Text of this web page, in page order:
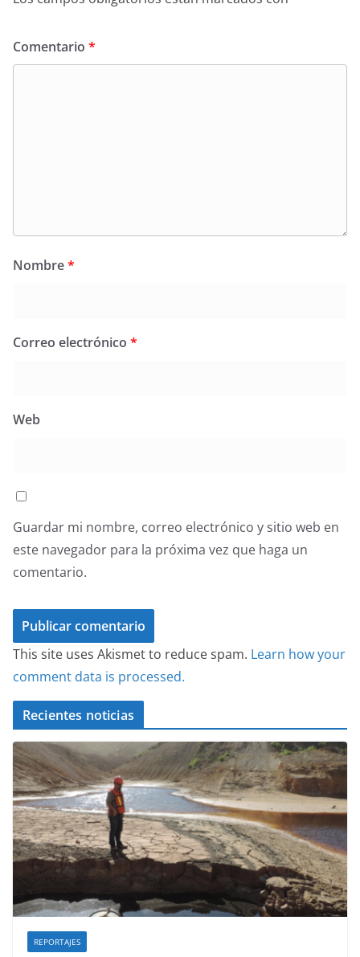
Comentario *
Nombre*
Correo electrónico *
Web
Guardar mi nombre, correo electrónico y sitio web en
este navegador para la próxima vez que haga un
comentario.
This site uses Akismet to reduce spam. Learn how your
comment data is processed.
Recientes noticias
REPORTAJES